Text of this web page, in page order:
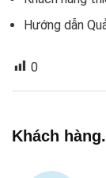
Hướng dẫn
0
Khách